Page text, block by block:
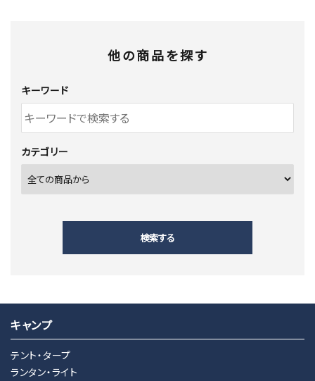
他の商品を探す
キーワード
カテゴリー
検索する
キーワード
キャンプ
テント・タープ
ランタン・ライト